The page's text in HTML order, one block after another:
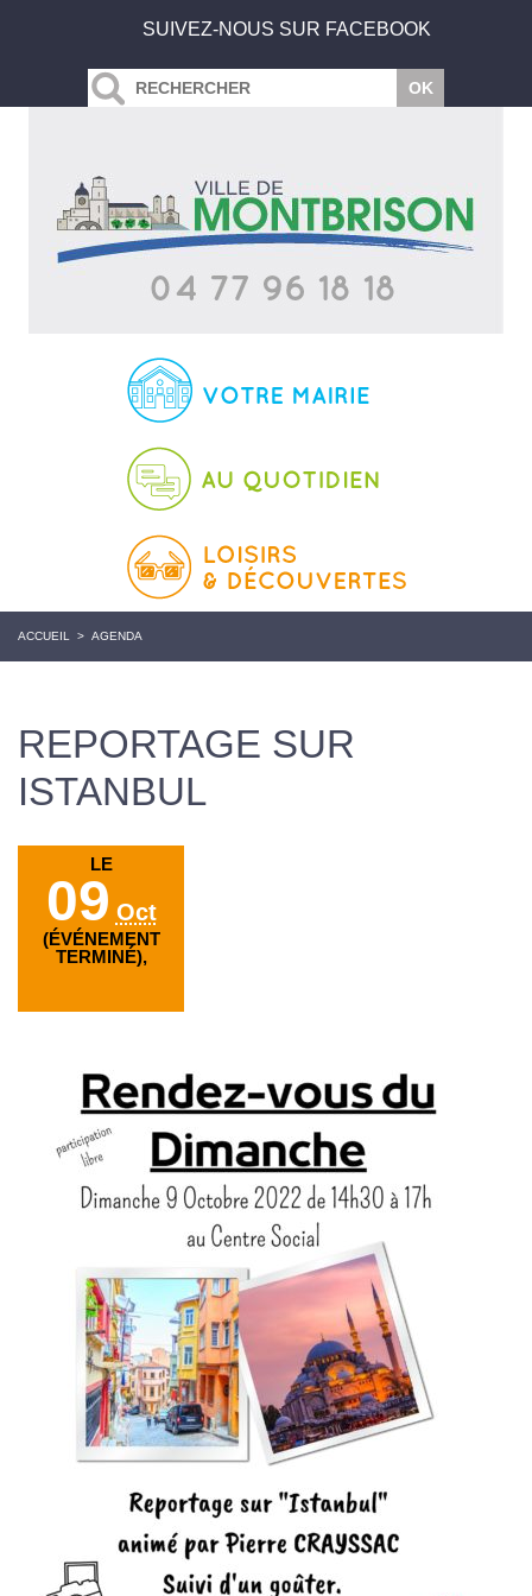
SUIVEZ-NOUS SUR FACEBOOK
ACCUEIL > AGENDA
REPORTAGE SUR
ISTANBUL
LE
09 Oct
(ÉVÉNEMENT
TERMINÉ),